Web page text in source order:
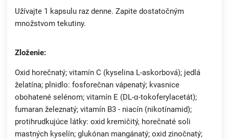
Užívajte 1 kapsulu raz denne. Zapite dostatočným
množstvom tekutiny.
Zloženie:
Oxid horečnatý; vitamín C (kyselina L-askorbová); jedlá
želatína; plnidlo: fosforečnan vápenatý; kvasnice
obohatené selénom; vitamín E (DL-α-tokoferylacetát);
fumaran železnatý; vitamín B3 - niacín (nikotínamid);
protihrudkujúce látky: oxid kremičitý, horečnaté soli
mastných kyselín; glukónan mangánatý; oxid zinočnatý;